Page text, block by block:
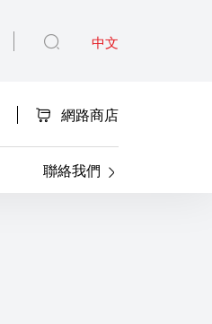
中文
網路商店
聯絡我們